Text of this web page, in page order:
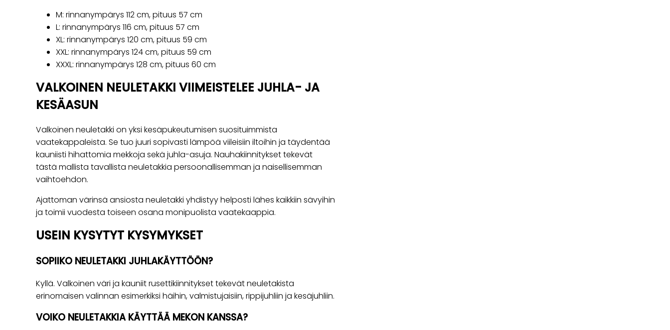
M: rinnanympärys 112 cm, pituus 57 cm
L: rinnanympärys 116 cm, pituus 57 cm
XL: rinnanympärys 120 cm, pituus 59 cm
XXL: rinnanympärys 124 cm, pituus 59 cm
XXXL: rinnanympärys 128 cm, pituus 60 cm
VALKOINEN NEULETAKKI VIIMEISTELEE JUHLA- JA
KESÄASUN
Valkoinen neuletakki on yksi kesäpukeutumisen suosituimmista
vaatekappaleista. Se tuo juuri sopivasti lämpöä viileisiin iltoihin ja täydentää
kauniisti hihattomia mekkoja sekä juhla-asuja. Nauhakiinnitykset tekevät
tästä mallista tavallista neuletakkia persoonallisemman ja naisellisemman
vaihtoehdon.
Ajattoman värinsä ansiosta neuletakki yhdistyy helposti lähes kaikkiin sävyihin
ja toimii vuodesta toiseen osana monipuolista vaatekaappia.
USEIN KYSYTYT KYSYMYKSET
SOPIIKO NEULETAKKI JUHLAKÄYTTÖÖN?
Kyllä. Valkoinen väri ja kauniit rusettikiinnitykset tekevät neuletakista
erinomaisen valinnan esimerkiksi häihin, valmistujaisiin, rippijuhliin ja kesäjuhliin.
VOIKO NEULETAKKIA KÄYTTÄÄ MEKON KANSSA?